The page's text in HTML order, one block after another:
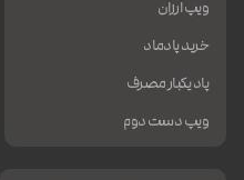
ویپ ارزان
خرید پادماد
پاد یکبار مصرف
ویپ دست دوم